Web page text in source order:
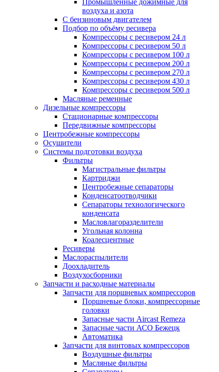
Промышленные дожимные для
воздуха и азота
С бензиновым двигателем
Подбор по объёму ресивера
Компрессоры с ресивером 24 л
Компрессоры с ресивером 50 л
Компрессоры с ресивером 100 л
Компрессоры с ресивером 200 л
Компрессоры с ресивером 270 л
Компрессоры с ресивером 430 л
Компрессоры с ресивером 500 л
Масляные ременные
Дизельные компрессоры
Стационарные компрессоры
Передвижные компрессоры
Центробежные компрессоры
Осушители
Системы подготовки воздуха
Фильтры
Магистральные фильтры
Картриджи
Центробежные сепараторы
Конденсатоотводчики
Сепараторы технологического
конденсата
Масловлагоразделители
Угольная колонна
Коалесцентные
Ресиверы
Маслораспылители
Доохладитель
Воздухосборники
Запчасти и расходные материалы
Запчасти для поршневых компрессоров
Поршневые блоки, компрессорные
головки
Запасные части Aircast Remeza
Запасные части АСО Бежецк
Автоматика
Запчасти для винтовых компрессоров
Воздушные фильтры
Масляные фильтры